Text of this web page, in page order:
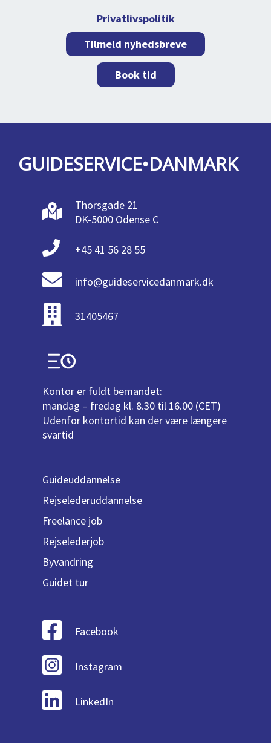
Tilmeld nyhedsbreve
Privatlivspolitik
Book tid
GUIDESERVICE•DANMARK
Thorsgade 21
DK-5000 Odense C
+45 41 56 28 55
info@guideservicedanmark.dk
31405467
Kontor er fuldt bemandet:
mandag – fredag kl. 8.30 til 16.00 (CET)
Udenfor kontortid kan der være længere
svartid
Guideuddannelse
Rejselederuddannelse
Freelance job
Rejselederjob
Byvandring
Guidet tur
Facebook
Instagram
LinkedIn